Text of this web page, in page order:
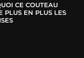
CE COUTEAU
PLUS EN PLUS LES